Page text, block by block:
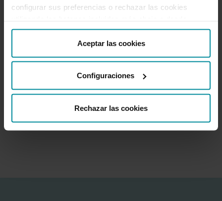
configurar sus preferencias o rechazar las cookies
“Detalles”. También puede obtener más información, así
como cambiar el consentimiento en cualquier momento
desde nuestraPolítica de Cookies.
Aceptar las cookies
Configuraciones
Rechazar las cookies
Destacats
Informació corporativa